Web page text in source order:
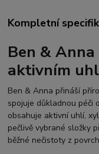
Kompletní
Ben &
aktivním
Ben & Anna přináší
spojuje důkladnou péči
obsahuje aktivní uhlí,
pečlivě vybrané složky
běžné nečistoty z